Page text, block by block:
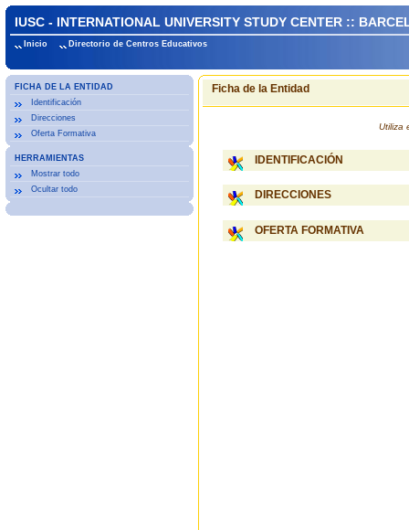
IUSC - INTERNATIONAL UNIVERSITY STUDY CENTER ::
Inicio Directorio de Centros Educativos
FICHA DE LA ENTIDAD
Identificación
Direcciones
Oferta Formativa
HERRAMIENTAS
Mostrar todo
Ocultar todo
Ficha de la Entidad
Utiliza
IDENTIFICACIÓN
DIRECCIONES
OFERTA FORMATIVA